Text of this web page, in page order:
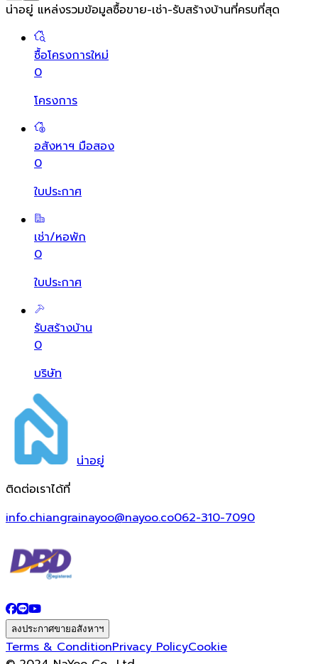
น่าอยู่ แหล่งรวมข้อมูลซื้อขาย-เช่า-รับสร้างบ้านที่ครบที่สุด
ซื้อโครงการใหม่
0
โครงการ
อสังหาฯ มือสอง
0
ใบประกาศ
เช่า/หอพัก
0
ใบประกาศ
รับสร้างบ้าน
0
บริษัท
น่าอยู่
ติดต่อเราได้ที่
info.chiangrainayoo@nayoo.co062-310-7090
ลงประกาศขายอสังหาฯ
Terms & ConditionPrivacy PolicyCookie